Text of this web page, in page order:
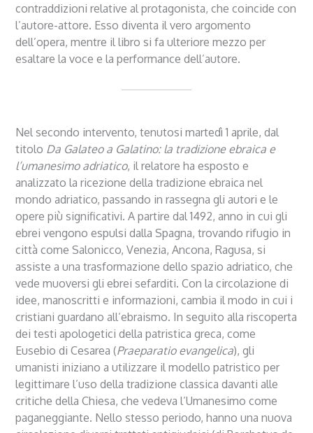
contraddizioni relative al protagonista, che coincide con
l’autore-attore. Esso diventa il vero argomento
dell’opera, mentre il libro si fa ulteriore mezzo per
esaltare la voce e la performance dell’autore.
Nel secondo intervento, tenutosi martedì 1 aprile, dal
titolo Da Galateo a Galatino: la tradizione ebraica e
l’umanesimo adriatico, il relatore ha esposto e
analizzato la ricezione della tradizione ebraica nel
mondo adriatico, passando in rassegna gli autori e le
opere più significativi. A partire dal 1492, anno in cui gli
ebrei vengono espulsi dalla Spagna, trovando rifugio in
città come Salonicco, Venezia, Ancona, Ragusa, si
assiste a una trasformazione dello spazio adriatico, che
vede muoversi gli ebrei sefarditi. Con la circolazione di
idee, manoscritti e informazioni, cambia il modo in cui i
cristiani guardano all’ebraismo. In seguito alla riscoperta
dei testi apologetici della patristica greca, come
Eusebio di Cesarea (Praeparatio evangelica), gli
umanisti iniziano a utilizzare il modello patristico per
legittimare l’uso della tradizione classica davanti alle
critiche della Chiesa, che vedeva l’Umanesimo come
paganeggiante. Nello stesso periodo, hanno una nuova